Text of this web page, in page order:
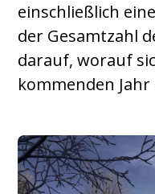
einschließlich
der Gesamtzahl
darauf, worauf
kommenden